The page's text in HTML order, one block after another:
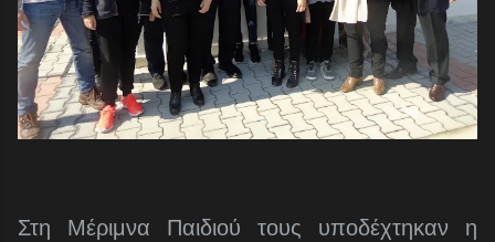
Στη Μέριμνα Παιδιού τους υποδέχτηκαν η